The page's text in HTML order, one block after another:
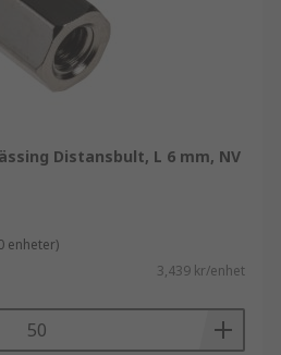
Distansbult, L 6 mm, NV
enheter)
3,439 kr/enhet